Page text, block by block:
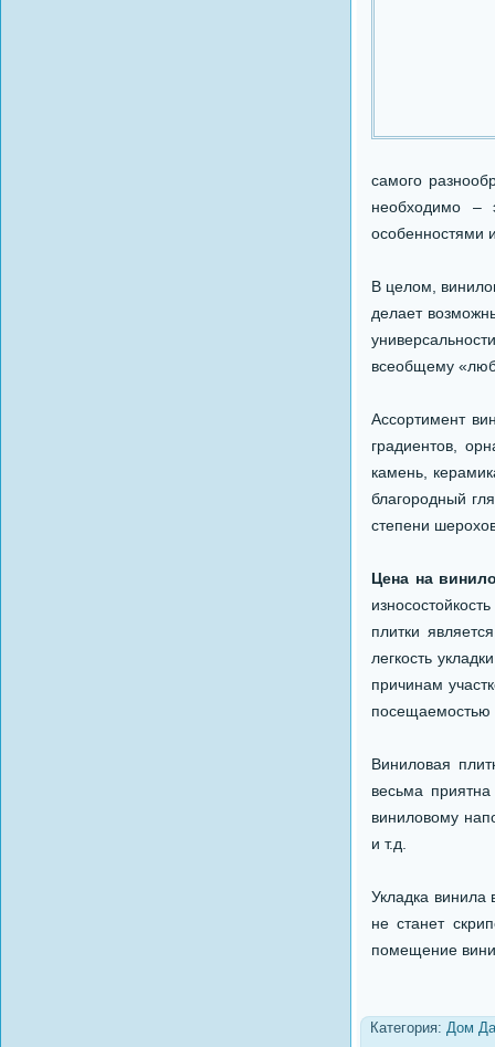
самого
необходимо –
особенностями
В целом,
делает
всеобщему
Ассортимент
градиентов,
камень,
благородный
степени
Цена на
плитки
легкость
причинам
посещаемостью
Виниловая
весьма
виниловому
и т.д.
Укладка винила
не станет
помещение
Категория: Дом